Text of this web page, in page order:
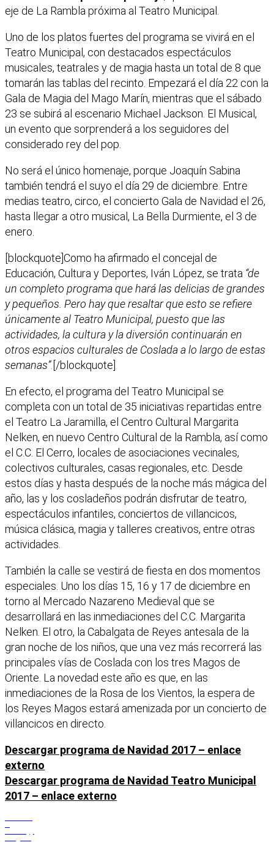
eje de La Rambla próxima al Teatro Municipal.
Uno de los platos fuertes del programa se vivirá en el
Teatro Municipal, con destacados espectáculos
musicales, teatrales y de magia hasta un total de 8 que
tomarán las tablas del recinto. Empezará el día 22 con la
Gala de Magia del Mago Marín, mientras que el sábado
23 se subirá al escenario Michael Jackson. El Musical,
un evento que sorprenderá a los seguidores del
considerado rey del pop.
No será el único homenaje, porque Joaquín Sabina
también tendrá el suyo el día 29 de diciembre. Entre
medias teatro, circo, el concierto Gala de Navidad el 26,
hasta llegar a otro musical, La Bella Durmiente, el 3 de
enero.
[blockquote]Como ha afirmado el concejal de
Educación, Cultura y Deportes, Iván López, se trata “de
un completo programa que hará las delicias de grandes
y pequeños. Pero hay que resaltar que esto se refiere
únicamente al Teatro Municipal, puesto que las
actividades, la cultura y la diversión continuarán en
otros espacios culturales de Coslada a lo largo de estas
semanas”.[/blockquote]
En efecto, el programa del Teatro Municipal se
completa con un total de 35 iniciativas repartidas entre
el Teatro La Jaramilla, el Centro Cultural Margarita
Nelken, en nuevo Centro Cultural de la Rambla, así como
el C.C. El Cerro, locales de asociaciones vecinales,
colectivos culturales, casas regionales, etc. Desde
estos días y hasta después de la noche más mágica del
año, las y los cosladeños podrán disfrutar de teatro,
espectáculos infantiles, conciertos de villancicos,
música clásica, magia y talleres creativos, entre otras
actividades.
También la calle se vestirá de fiesta en dos momentos
especiales. Uno los días 15, 16 y 17 de diciembre en
torno al Mercado Nazareno Medieval que se
desarrollará en las inmediaciones del C.C. Margarita
Nelken. El otro, la Cabalgata de Reyes antesala de la
gran noche de los niños, que una vez más recorrerá las
principales vías de Coslada con los tres Magos de
Oriente. La novedad este año es que, en las
inmediaciones de la Rosa de los Vientos, la espera de
los Reyes Magos estará amenizada por un concierto de
villancicos en directo.
Descargar programa de Navidad 2017 – enlace
externo
Descargar programa de Navidad Teatro Municipal
2017 – enlace externo